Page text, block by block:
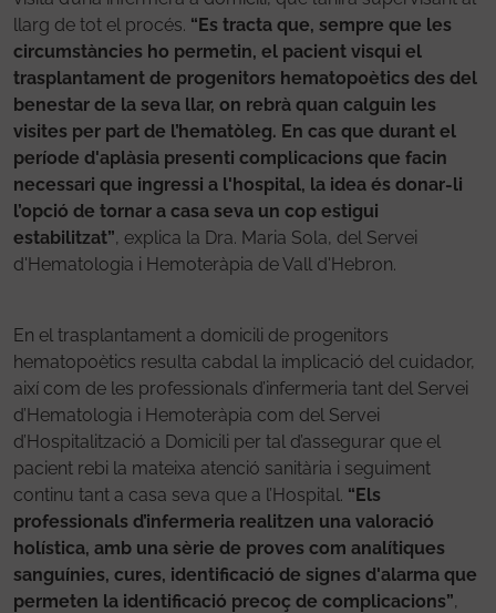
llarg de tot el procés. “Es tracta que, sempre que les
circumstàncies ho permetin, el pacient visqui el
trasplantament de progenitors hematopoètics des del
benestar de la seva llar, on rebrà quan calguin les
visites per part de l’hematòleg. En cas que durant el
període d'aplàsia presenti complicacions que facin
necessari que ingressi a l'hospital, la idea és donar-li
l’opció de tornar a casa seva un cop estigui
estabilitzat”, explica la Dra. Maria Sola, del Servei
d'Hematologia i Hemoteràpia de Vall d'Hebron.
En el trasplantament a domicili de progenitors
hematopoètics resulta cabdal la implicació del cuidador,
així com de les professionals d’infermeria tant del Servei
d’Hematologia i Hemoteràpia com del Servei
d’Hospitalització a Domicili per tal d’assegurar que el
pacient rebi la mateixa atenció sanitària i seguiment
continu tant a casa seva que a l’Hospital. “Els
professionals d’infermeria realitzen una valoració
holística, amb una sèrie de proves com analítiques
sanguínies, cures, identificació de signes d'alarma que
permeten la identificació precoç de complicacions”,